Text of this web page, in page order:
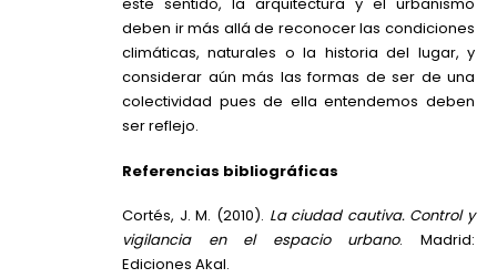
deben ir más allá de reconocer las condiciones
climáticas, naturales o la historia del lugar, y
considerar aún más las formas de ser de una
colectividad pues de ella entendemos deben
ser reflejo.
Referencias bibliográficas
Cortés, J. M. (2010). La ciudad cautiva. Control y
vigilancia en el espacio urbano. Madrid:
Ediciones Akal.